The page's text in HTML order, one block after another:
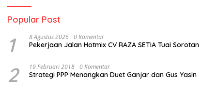
Popular Post
1 8 Agustus 2026 0 Komentar
Pekerjaan Jalan Hotmix CV RAZA SETIA Tuai Sorotan
2 19 Februari 2018 0 Komentar
Strategi PPP Menangkan Duet Ganjar dan Gus Yasin